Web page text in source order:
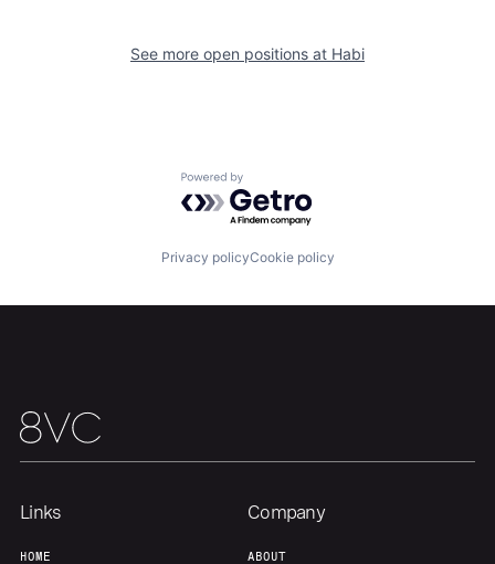
Portfolio
About Build
See more open positions at Habi
Powered by Getro.com
Privacy policyCookie policy
Links
HOME
Company
ABOUT